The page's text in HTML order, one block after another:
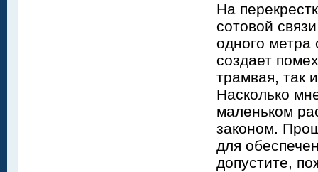
На
сотовой
одного метра
создает
трамвая, так
Насколько
маленьком
законом.
для
допустите,